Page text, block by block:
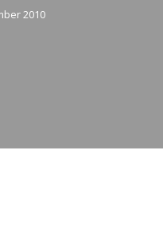
2010